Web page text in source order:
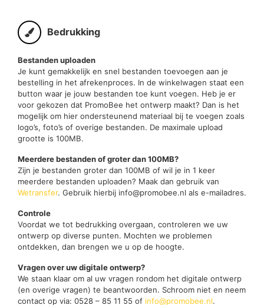
Bedrukking
Bestanden uploaden
Je kunt gemakkelijk en snel bestanden toevoegen aan je
bestelling in het afrekenproces. In de winkelwagen staat een
button waar je jouw bestanden toe kunt voegen. Heb je er
voor gekozen dat PromoBee het ontwerp maakt? Dan is het
mogelijk om hier ondersteunend materiaal bij te voegen zoals
logo’s, foto’s of overige bestanden. De maximale upload
grootte is 100MB.
Meerdere bestanden of groter dan 100MB?
Zijn je bestanden groter dan 100MB of wil je in 1 keer
meerdere bestanden uploaden? Maak dan gebruik van
Wetransfer. Gebruik hierbij info@promobee.nl als e-mailadres.
Controle
Voordat we tot bedrukking overgaan, controleren we uw
ontwerp op diverse punten. Mochten we problemen
ontdekken, dan brengen we u op de hoogte.
Vragen over uw digitale ontwerp?
We staan klaar om al uw vragen rondom het digitale ontwerp
(en overige vragen) te beantwoorden. Schroom niet en neem
contact op via: 0528 – 85 11 55 of info@promobee.nl.